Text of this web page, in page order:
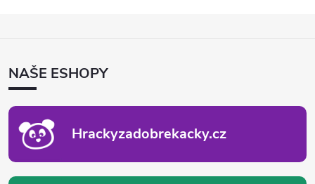
ANAŠE ESHOPY
Hrackyzadobrekacky.cz